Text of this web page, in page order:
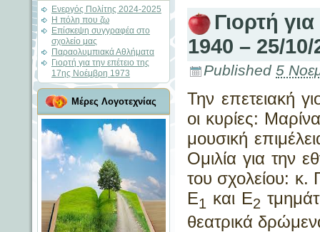
Ενεργός Πολίτης 2024-2025
Η πόλη που ζω
Επίσκεψη συγγραφέα στο
σχολείο μας
Παραολυμπιακά Αθλήματα
Γιορτή για την επέτειο της
17ης Νοέμβρη 1973
Μέρες Λογοτεχνίας
Γιορτή
1940 – 25/10/
Published 5
Την επετειακή
οι κυρίες:
μουσική
Ομιλία για την
του σχολείου:
Ε1 και Ε2
θεατρικά